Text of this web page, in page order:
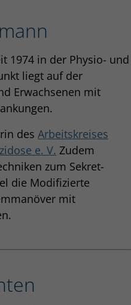
1974 in der Physio- und
liegt auf der
Erwachsenen mit
des Arbeitskreises
e. V. Zudem
zum Sekret-
die Modifizierte
mit